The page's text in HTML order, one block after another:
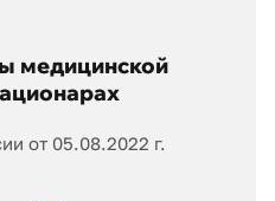
медицинской
от 05.08.2022 г.